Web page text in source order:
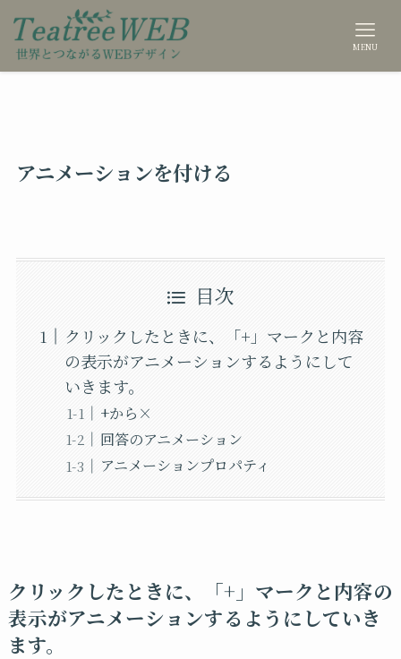
MENU
アニメーションを付ける
目次
クリックしたときに、「+」マークと内容
の表示がアニメーションするようにして
いきます。
+から×
回答のアニメーション
アニメーションプロパティ
クリックしたときに、「+」マークと内容の
表示がアニメーションするようにしていき
ます。